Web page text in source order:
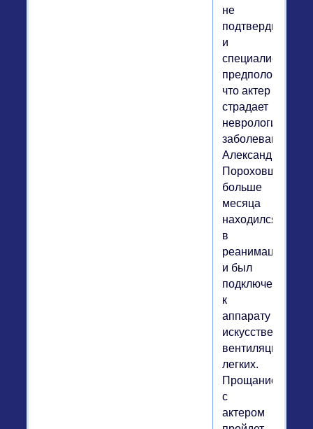
не
подтвердился,
и
специалисты
предположили,
что актер
страдает
неврологическим
заболеванием.
Александр
Пороховщиков
больше
месяца
находился
в
реанимации
и был
подключен
к
аппарату
искусственной
вентиляции
легких.
Прощание
с
актером